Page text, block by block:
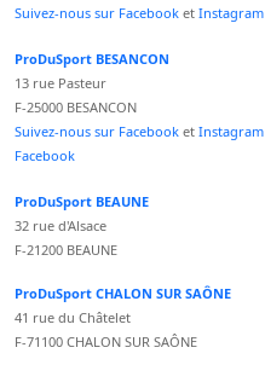
Suivez-nous sur Facebook et Instagram
ProDuSport BESANCON
13 rue Pasteur
F-25000 BESANCON
Suivez-nous sur Facebook et Instagram
Facebook
ProDuSport BEAUNE
32 rue d'Alsace
F-21200 BEAUNE
ProDuSport CHALON SUR SAÔNE
41 rue du Châtelet
F-71100 CHALON SUR SAÔNE